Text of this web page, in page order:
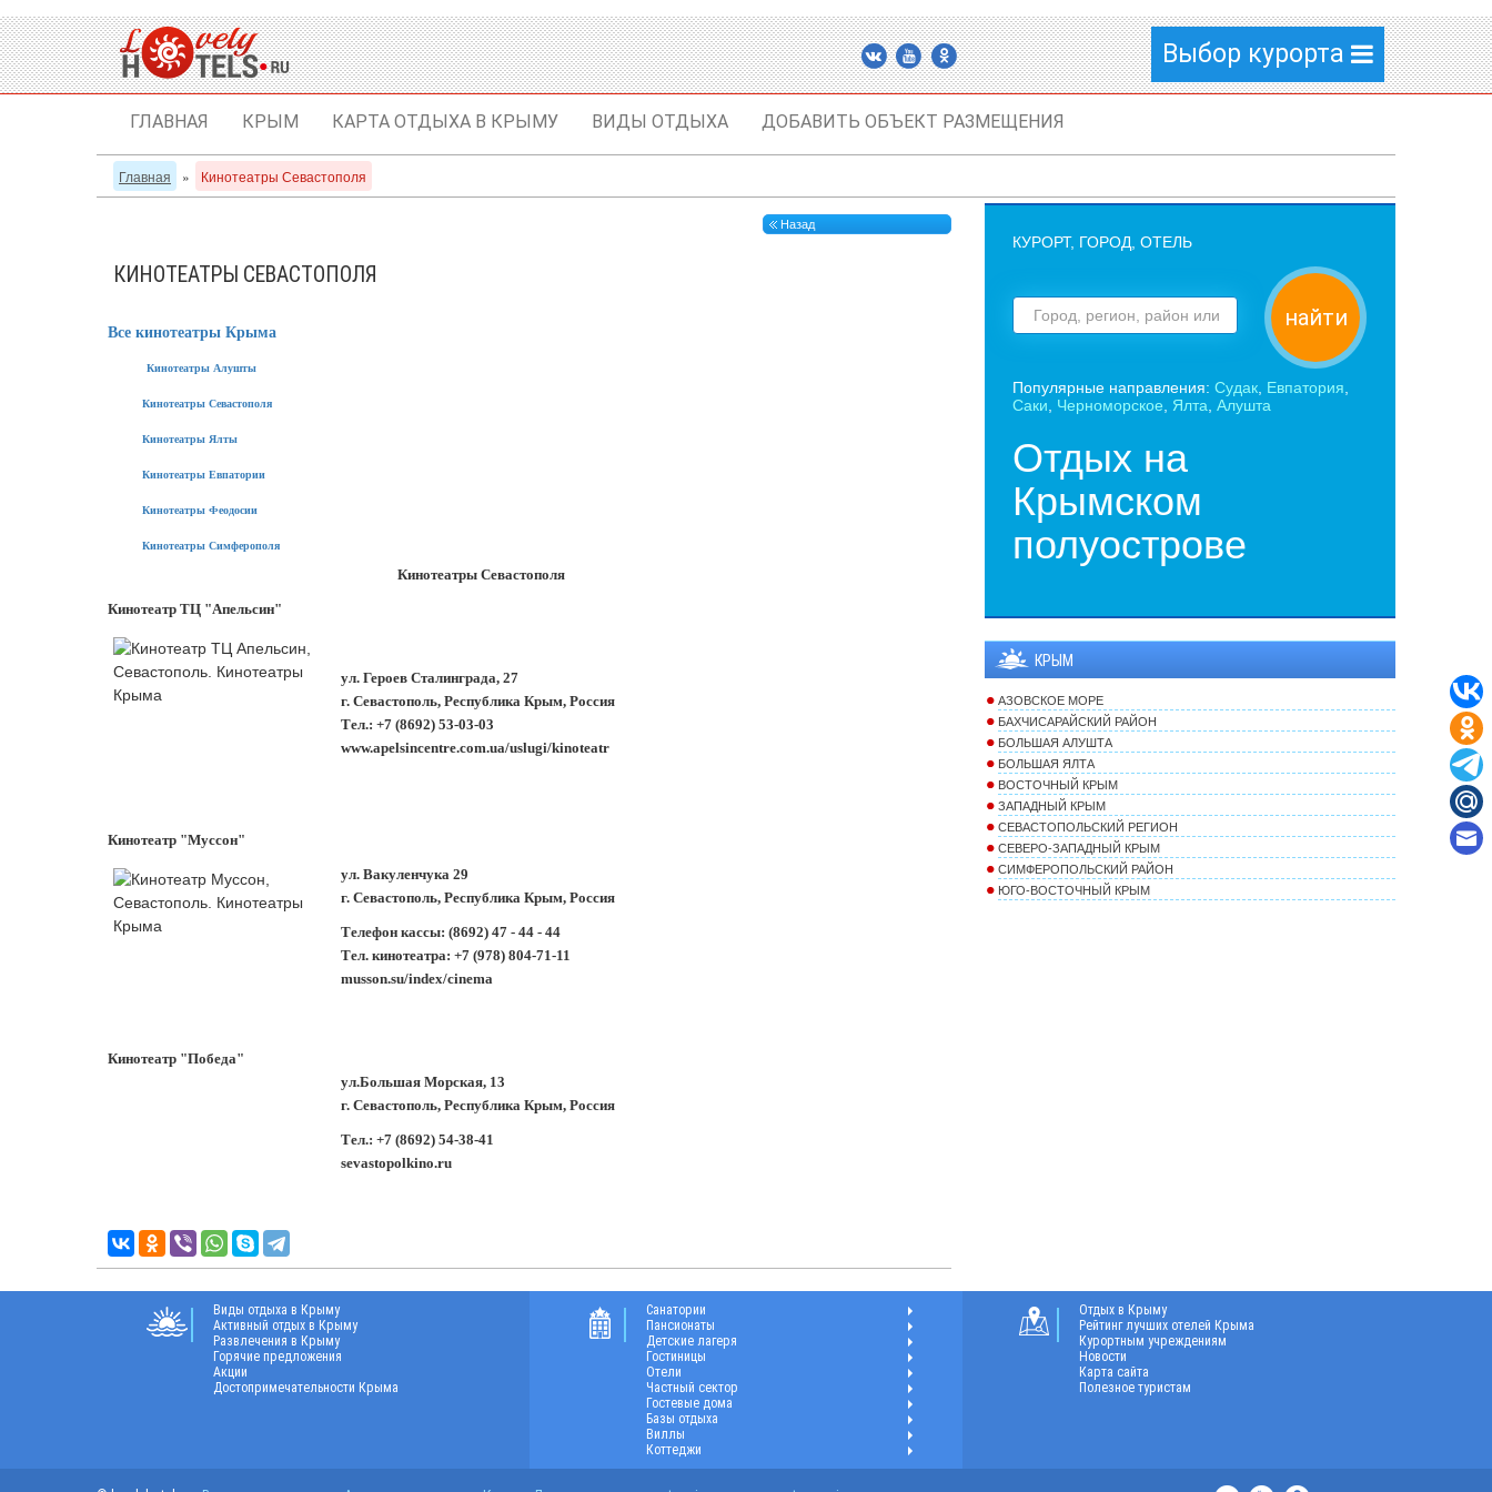
Выбор курорта
ГЛАВНАЯ КРЫМ КАРТА ОТДЫХА В КРЫМУ ВИДЫ ОТДЫХА ДОБАВИТЬ ОБЪЕКТ РАЗМЕЩЕНИЯ
Главная » Кинотеатры Севастополя
Назад
КИНОТЕАТРЫ СЕВАСТОПОЛЯ
Все кинотеатры Крыма
Кинотеатры Алушты
Кинотеатры Севастополя
Кинотеатры Ялты
Кинотеатры Евпатории
Кинотеатры Феодосии
Кинотеатры Симферополя
Кинотеатры Севастополя
Кинотеатр ТЦ "Апельсин"
ул. Героев Сталинграда, 27
г. Севастополь, Республика Крым, Россия
Тел.: +7 (8692) 53-03-03
www.apelsincentre.com.ua/uslugi/kinoteatr
Кинотеатр "Муссон"
ул. Вакуленчука 29
г. Севастополь, Республика Крым, Россия
Телефон кассы: (8692) 47 - 44 - 44
Тел. кинотеатра: +7 (978) 804-71-11
musson.su/index/cinema
Кинотеатр "Победа"
ул.Большая Морская, 13
г. Севастополь, Республика Крым, Россия
Тел.: +7 (8692) 54-38-41
sevastopolkino.ru
КУРОРТ, ГОРОД, ОТЕЛЬ
найти
Популярные направления: Судак Евпатория
Саки
Черноморское Ялта Алушта
Отдых на
Крымском
полуострове
КРЫМ
АЗОВСКОЕ МОРЕ
БАХЧИСАРАЙСКИЙ РАЙОН
БОЛЬШАЯ АЛУШТА
БОЛЬШАЯ ЯЛТА
ВОСТОЧНЫЙ КРЫМ
ЗАПАДНЫЙ КРЫМ
СЕВАСТОПОЛЬСКИЙ РЕГИОН
СЕВЕРО-ЗАПАДНЫЙ КРЫМ
СИМФЕРОПОЛЬСКИЙ РАЙОН
ЮГО-ВОСТОЧНЫЙ КРЫМ
Виды отдыха в Крыму
Активный отдых в Крыму
Развлечения в Крыму
Горячие предложения
Акции
Достопримечательности Крыма
Санатории
Пансионаты
Детские лагеря
Гостиницы
Отели
Частный сектор
Гостевые дома
Базы отдыха
Виллы
Коттеджи
Отдых в Крыму
Рейтинг лучших отелей Крыма
Курортным учреждениям
Новости
Карта сайта
Полезное туристам